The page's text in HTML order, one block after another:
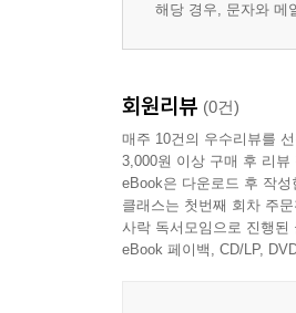
해당 경우, 문자와 메
회원리뷰 (0건)
매주 10건의 우수리뷰를
3,000원 이상 구매 후 리뷰
eBook은 다운로드 후 작
클래스는 첫번째 회차 주
사락 독서모임으로 진행된
eBook 페이백, CD/LP,